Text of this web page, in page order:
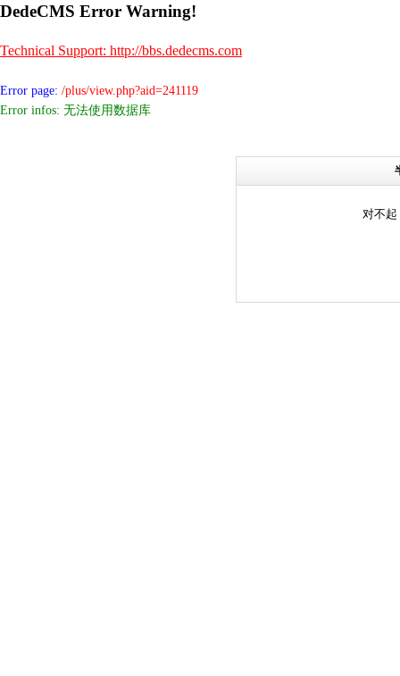
DedeCMS Error Warning!
Technical Support: http://bbs.dedecms.com
Error page: /plus/view.php?aid=241119
Error infos: 无法使用数据库
对不